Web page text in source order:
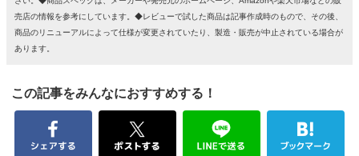
売店の情報を参考にしています。◆レビューで試した商品は記事作成時のもので、その後、
商品のリニューアルによって仕様が変更されていたり、製造・販売が中止されている場合が
あります。
この記事をみんなにおすすめする！